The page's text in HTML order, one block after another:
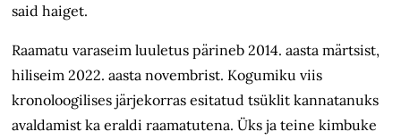
said haiget.
Raamatu varaseim luuletus pärineb 2014. aasta märtsist,
hiliseim 2022. aasta novembrist. Kogumiku viis
kronoloogilises järjekorras esitatud tsüklit kannatanuks
avaldamist ka eraldi raamatutena. Üks ja teine kimbuke